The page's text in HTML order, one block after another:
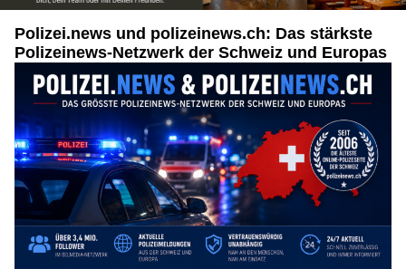
Polizei.news und polizeinews.ch: Das stärkste
Polizeinews-Netzwerk der Schweiz und Europas